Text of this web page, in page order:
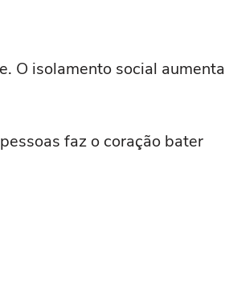
O isolamento social aumenta
faz o coração bater